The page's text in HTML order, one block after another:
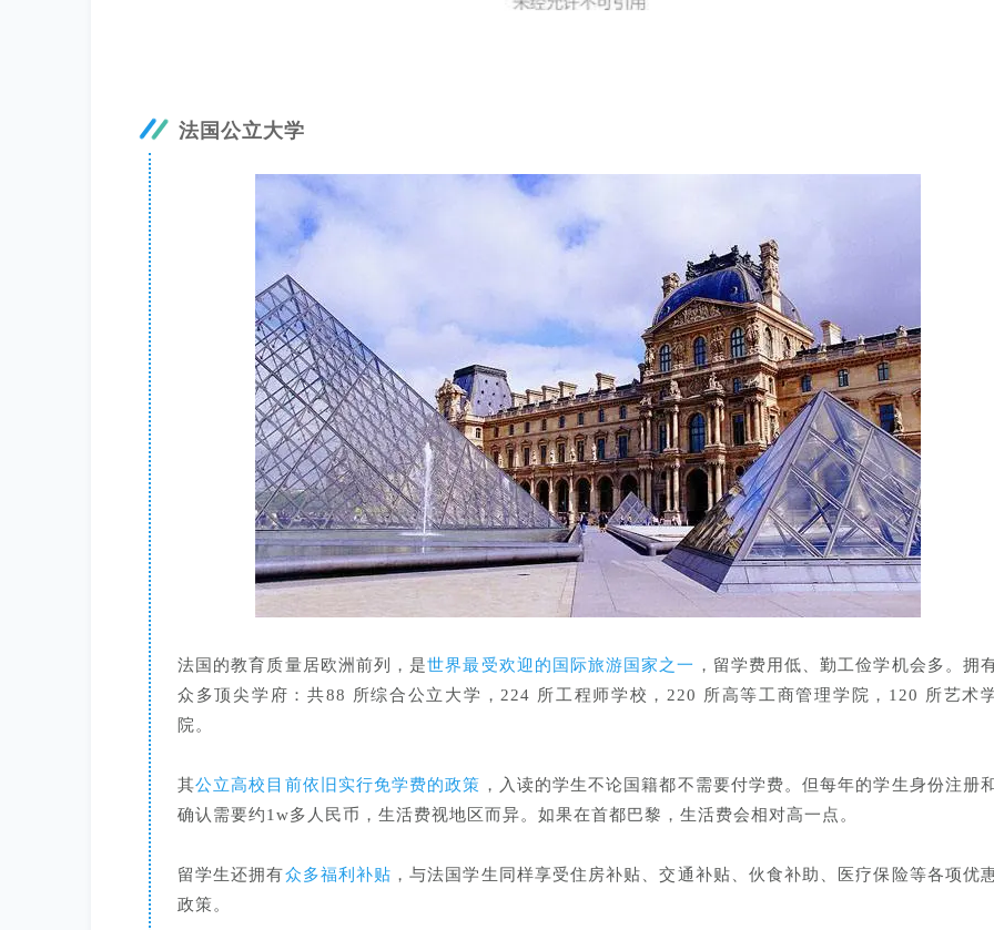
法国公立大学
法国的教育质量居欧洲前列，是世界最受欢迎的国际旅游国家之一 ，留学费用低、勤工俭学机会多。拥
众多顶尖学府：共88 所综合公立大学，224 所工程师学校，220 所高等工商管理学院，120 所艺术
院。
其公立高校目前依旧实行免学费的政策 ，入读的学生不论国籍都不需要付学费。但每年的学生身份注册
确认需要约1w多人民币，生活费视地区而异。如果在首都巴黎，生活费会相对高一点。
留学生还拥有众多福利补贴 ，与法国学生同样享受住房补贴、交通补贴、伙食补助、医疗保险等各项优
政策。